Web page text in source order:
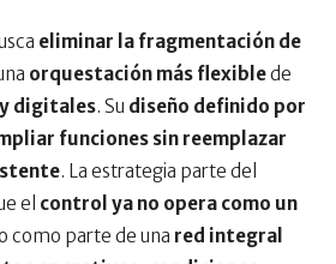
eliminar la fragmentación de
orquestación más flexiblede
digitales. Su diseño definido por
funciones sin reemplazar
. La estrategia parte del
el control ya no opera como un
como parte de una red integral